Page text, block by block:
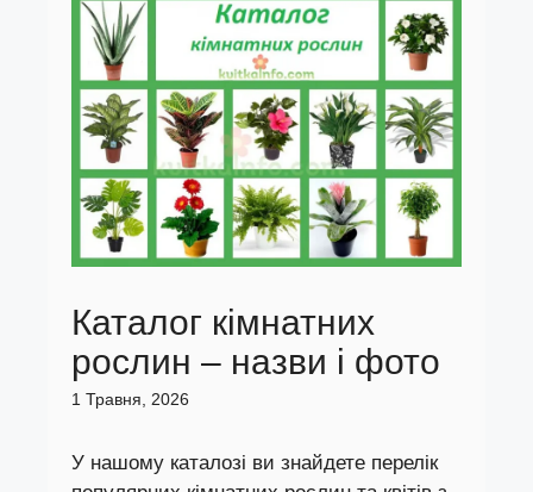
Каталог кімнатних
рослин – назви і фото
1 Травня, 2026
У нашому каталозі ви знайдете перелік